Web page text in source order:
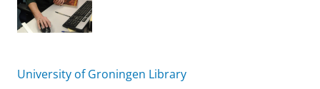
University of Groningen Library